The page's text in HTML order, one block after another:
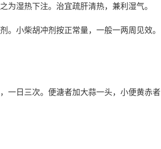
为湿热下注。治宜疏肝清热，兼利湿气。
。小柴胡冲剂按正常量，一般一两周见效。
一日三次。便溏者加大蒜一头，小便黄赤者